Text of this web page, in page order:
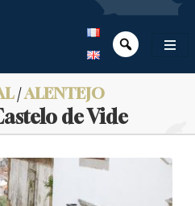
/ALENTEJO
de Vide